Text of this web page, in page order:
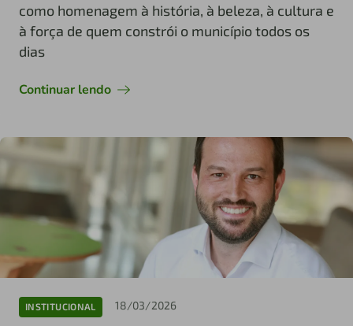
como homenagem à história, à beleza, à cultura e
à força de quem constrói o município todos os
dias
Continuar lendo
INSTITUCIONAL 18/03/2026